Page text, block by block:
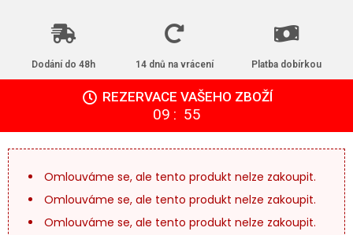
Dodání do 48h 14 dnů na vrácení Platba dobírkou
REZERVACE VAŠEHO ZBOŽÍ
09 : 54
Omlouváme se, ale tento produkt nelze zakoupit.
Omlouváme se, ale tento produkt nelze zakoupit.
Omlouváme se, ale tento produkt nelze zakoupit.